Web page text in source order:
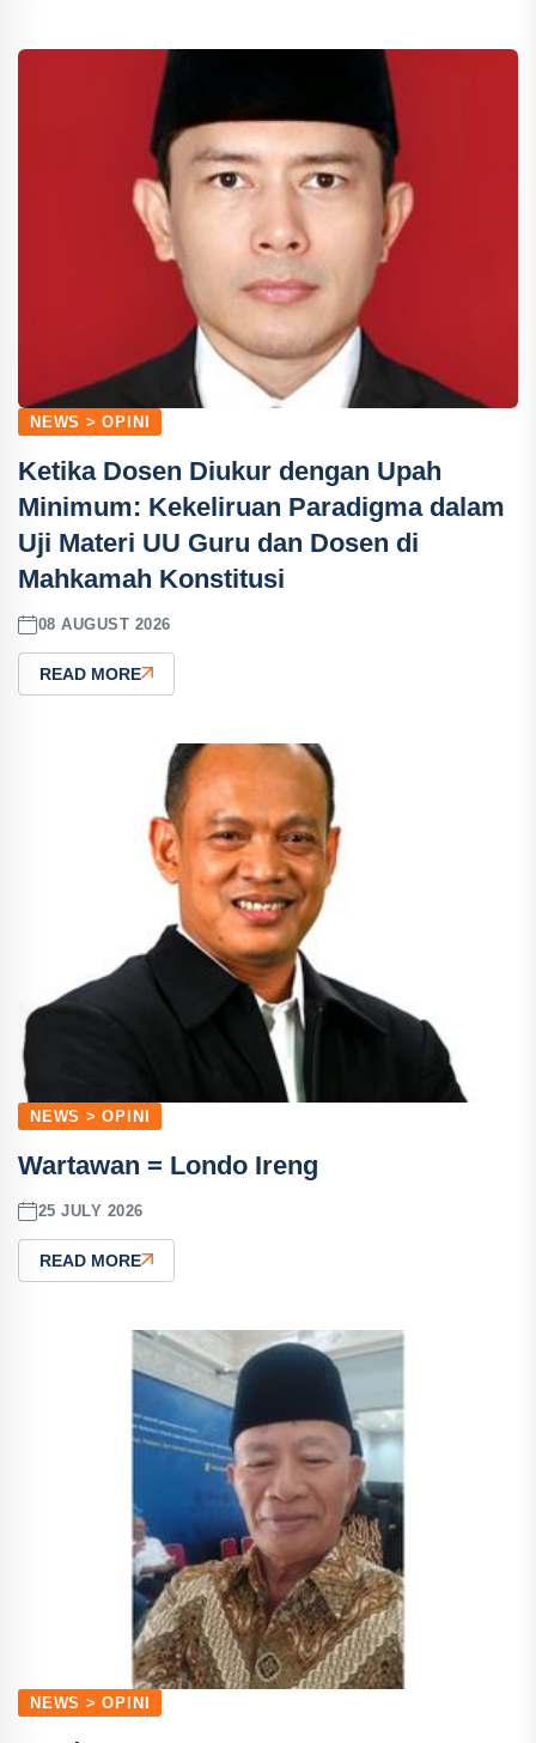
NEWS > OPINI
Ketika Dosen Diukur dengan Upah
Minimum: Kekeliruan Paradigma dalam
Uji Materi UU Guru dan Dosen di
Mahkamah Konstitusi
08 AUGUST 2026
READ MORE
NEWS > OPINI
Wartawan = Londo Ireng
25 JULY 2026
READ MORE
NEWS > OPINI